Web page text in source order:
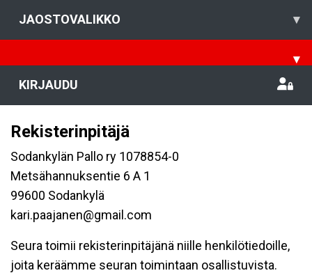
JAOSTOVALIKKO ▾
▾
KIRJAUDU
Rekisterinpitäjä
Sodankylän Pallo ry 1078854-0
Metsähannuksentie 6 A 1
99600 Sodankylä
kari.paajanen@gmail.com
Seura toimii rekisterinpitäjänä niille henkilötiedoille,
joita keräämme seuran toimintaan osallistuvista.